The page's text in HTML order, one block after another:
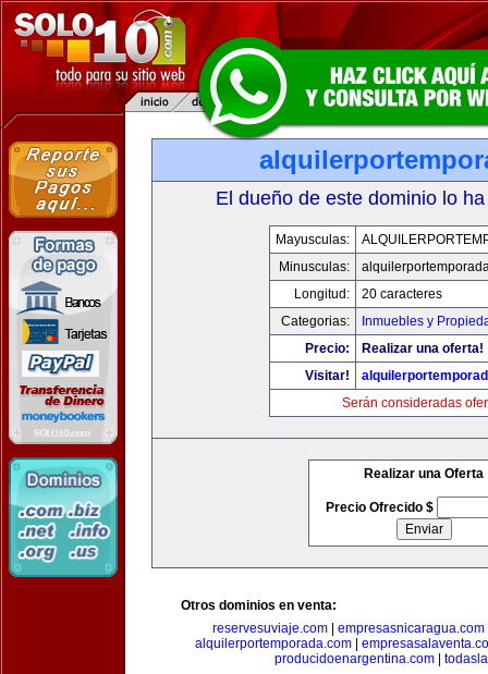
El dueño de este dominio lo
Mayusculas:
Minusculas:
Longitud:
20 caracteres
Categorias:
Inmuebles y
Precio:
Realizar una oferta!
Visitar!
Serán consideradas
Realizar una Oferta
Precio Ofrecido $
Otros dominios en venta:
reservesuviaje.com| empresasnicaragua.com
alquilerportemporada.com
producidoenargentina.com